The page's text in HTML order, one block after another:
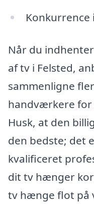
Når du
af tv i Felsted,
sammenligne
handværkere for
Husk, at den
den bedste; det
kvalificeret
dit tv hænger
tv hænge flot på